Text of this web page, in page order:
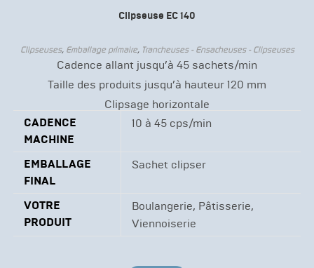
Clipseuse EC 140
Clipseuses, Emballage primaire, Trancheuses - Ensacheuses - Clipseuses
Cadence allant jusqu’à 45 sachets/min
Taille des produits jusqu’à hauteur 120 mm
Clipsage horizontale
CADENCE
MACHINE
10 à 45 cps/min
EMBALLAGE
FINAL
Sachet clipser
VOTRE
PRODUIT
Boulangerie, Pâtisserie,
Viennoiserie